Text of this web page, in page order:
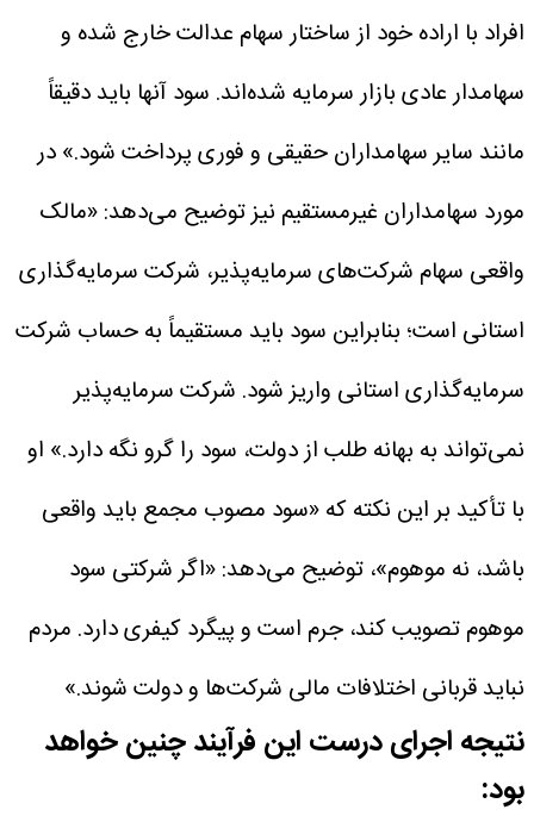
افراد با اراده خود از ساختار سهام عدالت خارج شده و
سهامدار عادی بازار سرمایه شده‌اند. سود آنها باید دقیقاً
مانند سایر سهامداران حقیقی و فوری پرداخت شود.»در
مورد سهامداران غیرمستقیم نیز توضیح می‌دهد: «مالک
واقعی سهام شرکت‌های سرمایه‌پذیر، شرکت سرمایه‌گذاری
استانی است؛ بنابراین سود باید مستقیماً به حساب شرکت
سرمایه‌گذاری استانی واریز شود. شرکت سرمایه‌پذیر
نمی‌تواند به بهانه طلب از دولت، سود را گرو نگه دارد.» او
با تأکید بر این نکته که «سود مصوب مجمع باید واقعی
باشد، نه موهوم»، توضیح می‌دهد: «اگر شرکتی سود
موهوم تصویب کند، جرم است و پیگرد کیفری دارد. مردم
نباید قربانی اختلافات مالی شرکت‌ها و دولت شوند.»
نتیجه اجرای درست این فرآیند چنین خواهد
بود: